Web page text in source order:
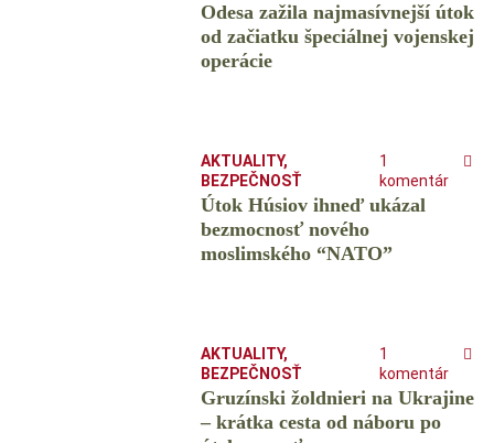
Odesa zažila najmasívnejší útok
od začiatku špeciálnej vojenskej
operácie
AKTUALITY,
BEZPEČNOSŤ
1
komentár
Útok Húsiov ihneď ukázal
bezmocnosť nového
moslimského “NATO”
AKTUALITY,
BEZPEČNOSŤ
1
komentár
Gruzínski žoldnieri na Ukrajine
– krátka cesta od náboru po